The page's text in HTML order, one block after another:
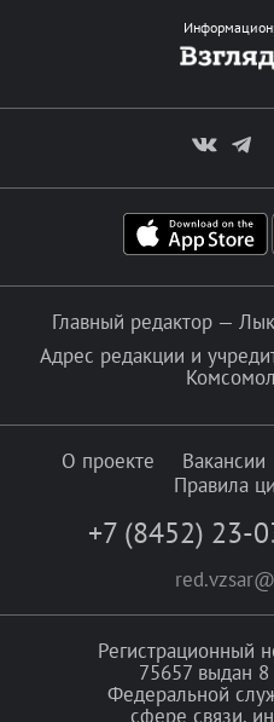
Главный редактор —
Адрес редакции и
О проекте Вакансии
Правила
+7 (8452) 23-
75657 выдан
Федеральной
сфере связи,